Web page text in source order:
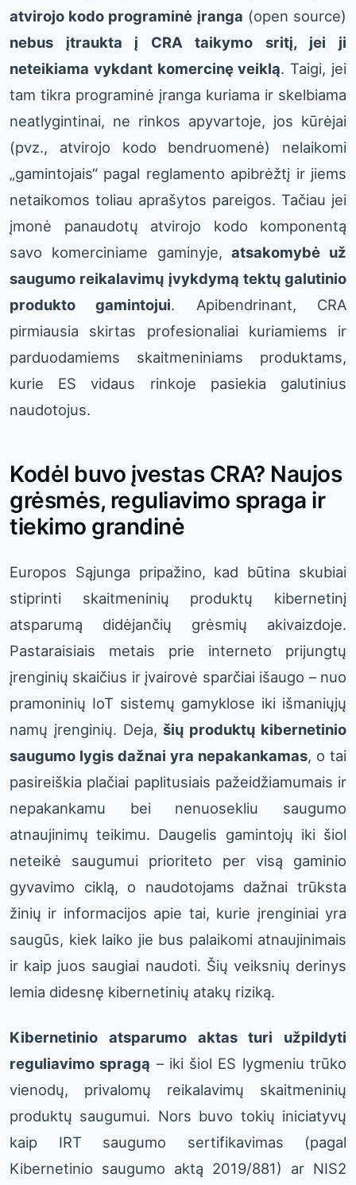
atvirojo kodo programinė įranga (open source)
nebus įtraukta į CRA taikymo sritį, jei ji
neteikiama vykdant komercinę veiklą. Taigi, jei
tam tikra programinė įranga kuriama ir skelbiama
neatlygintinai, ne rinkos apyvartoje, jos kūrėjai
(pvz., atvirojo kodo bendruomenė) nelaikomi
„gamintojais“ pagal reglamento apibrėžtį ir jiems
netaikomos toliau aprašytos pareigos. Tačiau jei
įmonė panaudotų atvirojo kodo komponentą
savo komerciniame gaminyje,atsakomybė už
saugumo reikalavimų įvykdymą tektų galutinio
produkto gamintojui. Apibendrinant, CRA
pirmiausia skirtas profesionaliai kuriamiems ir
parduodamiems skaitmeniniams produktams,
kurie ES vidaus rinkoje pasiekia galutinius
naudotojus.
Kodėl buvo įvestas CRA? Naujos
grėsmės, reguliavimo spraga ir
tiekimo grandinė
Europos Sąjunga pripažino, kad būtina skubiai
stiprinti skaitmeninių produktų kibernetinį
atsparumą didėjančių grėsmių akivaizdoje.
Pastaraisiais metais prie interneto prijungtų
įrenginių skaičius ir įvairovė sparčiai išaugo – nuo
pramoninių IoT sistemų gamyklose iki išmaniųjų
namų įrenginių. Deja,šių produktų kibernetinio
saugumo lygis dažnai yra nepakankamas, o tai
pasireiškia plačiai paplitusiais pažeidžiamumais ir
nepakankamu bei nenuosekliu saugumo
atnaujinimų teikimu. Daugelis gamintojų iki šiol
neteikė saugumui prioriteto per visą gaminio
gyvavimo ciklą, o naudotojams dažnai trūksta
žinių ir informacijos apie tai, kurie įrenginiai yra
saugūs, kiek laiko jie bus palaikomi atnaujinimais
ir kaip juos saugiai naudoti. Šių veiksnių derinys
lemia didesnę kibernetinių atakų riziką.
Kibernetinio atsparumo aktas turi užpildyti
reguliavimo spragą – iki šiol ES lygmeniu trūko
vienodų, privalomų reikalavimų skaitmeninių
produktų saugumui. Nors buvo tokių iniciatyvų
kaip IRT saugumo sertifikavimas (pagal
Kibernetinio saugumo aktą 2019/881) ar NIS2